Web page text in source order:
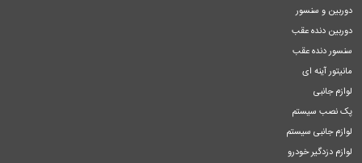
دوربین و سنسور
دوربین دنده عقب
سنسور دنده عقب
مانیتور آینه ای
لوازم جانبی
پک نصب سیستم
لوازم جانبی سیستم
لوازم دزدگیر خودرو